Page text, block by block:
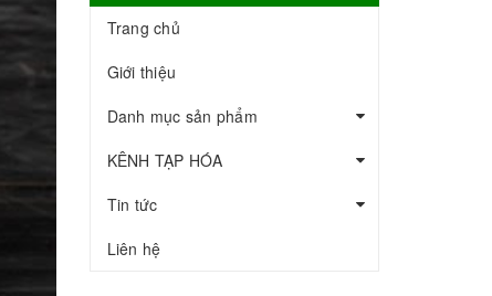
Trang chủ
Giới thiệu
Danh mục sản phẩm
KÊNH TẠP HÓA
Tin tức
Liên hệ